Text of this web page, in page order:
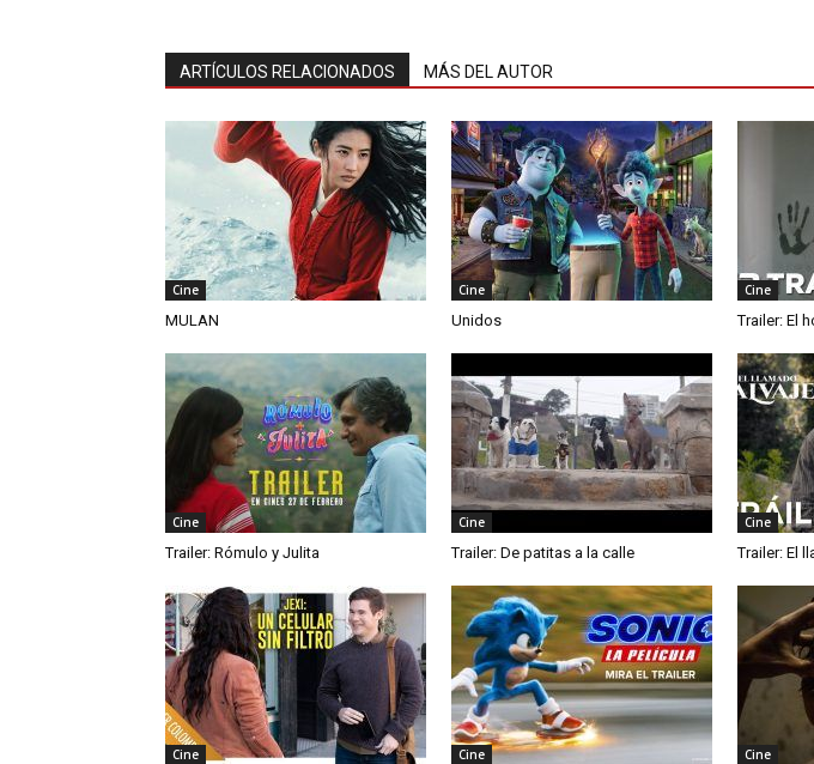
ARTÍCULOS RELACIONADOS MÁS DEL AUTOR
Cine
MULAN
Cine
Unidos
Cine
Trailer: El
Cine
Trailer: Rómulo y Julita
Cine
Trailer: De patitas a la calle
Cine
Trailer: El
Cine Cine Cine